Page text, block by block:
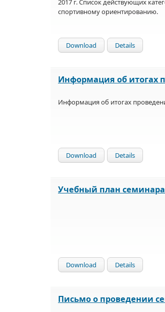
спортивному ориентированию.
Download Details
Информация об итогах
Информация об итогах
Download Details
Учебный план семинара
Download Details
Письмо о проведении